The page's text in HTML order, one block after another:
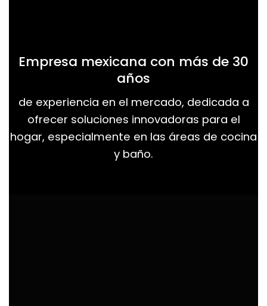
Empresa mexicana con más de 30
años
de experiencia en el mercado, dedicada a
ofrecer soluciones innovadoras para el
hogar, especialmente en las áreas de cocina
y baño.